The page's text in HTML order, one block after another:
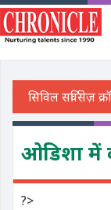
ओडिशा में
?>